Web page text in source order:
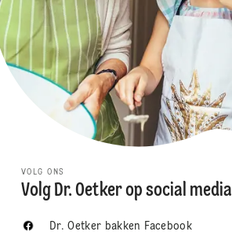
VOLG ONS
Volg Dr. Oetker op social media
Dr. Oetker bakken Facebook